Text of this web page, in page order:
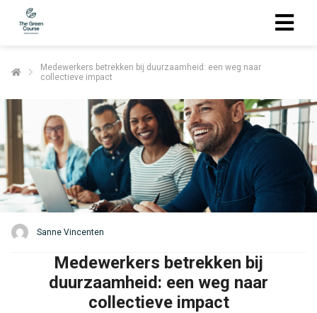
Medewerkers betrekken bij duurzaamheid: een weg naar
collectieve impact
Sanne Vincenten
Medewerkers betrekken bij
duurzaamheid: een weg naar
collectieve impact